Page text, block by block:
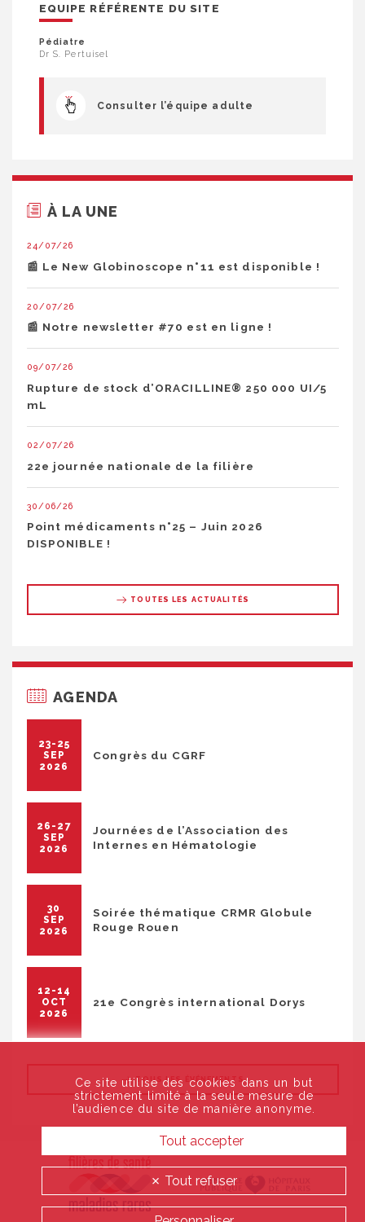
EQUIPE RÉFÉRENTE DU SITE
Pédiatre
Dr S. Pertuisel
Consulter l’équipe adulte
À LA UNE
24/07/26
📰 Le New Globinoscope n°11 est disponible !
20/07/26
📰 Notre newsletter #70 est en ligne !
09/07/26
Rupture de stock d’ORACILLINE® 250 000 UI/5
mL
02/07/26
22e journée nationale de la filière
30/06/26
Point médicaments n°25 – Juin 2026
DISPONIBLE !
TOUTES LES ACTUALITÉS
AGENDA
23-25
SEP
2026
Congrès du CGRF
26-27
SEP
2026
Journées de l’Association des
Internes en Hématologie
30
SEP
2026
Soirée thématique CRMR Globule
Rouge Rouen
12-14
OCT
2026
21e Congrès international Dorys
TOUS LES ÉVÉNEMENTS
Ce site utilise des cookies dans un but
strictement limité à la seule mesure de
l’audience du site de manière anonyme.
Tout accepter
Tout refuser